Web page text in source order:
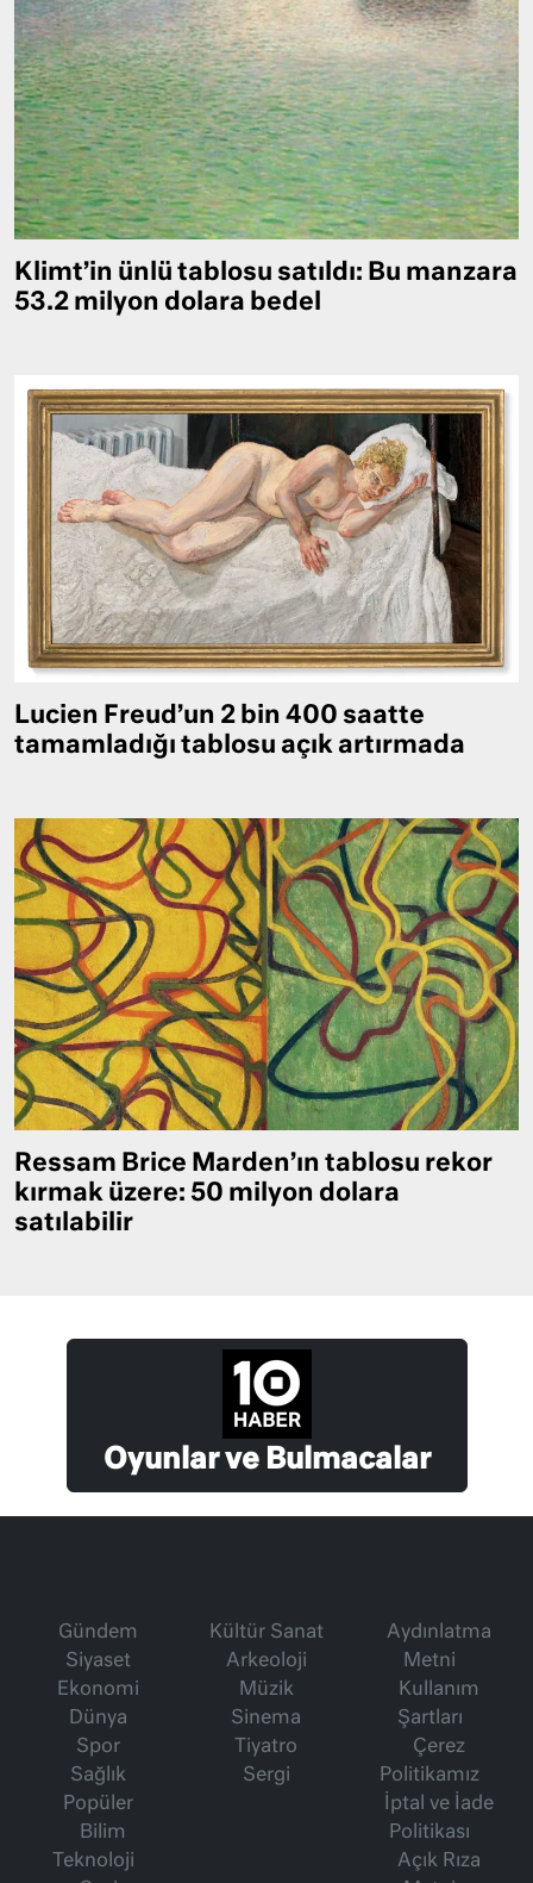
Klimt’in ünlü tablosu satıldı: Bu manzara
53.2 milyon dolara bedel
Lucien Freud’un 2 bin 400 saatte
tamamladığı tablosu açık artırmada
Ressam Brice Marden’ın tablosu rekor
kırmak üzere: 50 milyon dolara
satılabilir
Oyunlar ve Bulmacalar
Gündem
Siyaset
Ekonomi
Dünya
Spor
Sağlık
Popüler
Bilim
Teknoloji
Kültür Sanat
Arkeoloji
Müzik
Sinema
Tiyatro
Sergi
Aydınlatma
Metni
Kullanım
Şartları
Çerez
Politikamız
İptal ve İade
Politikası
Açık Rıza